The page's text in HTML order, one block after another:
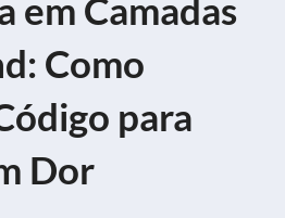
Camadas
Como
para
Dor